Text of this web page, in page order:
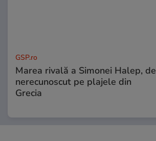
GSP.ro
Marea rivală a Simonei Halep, de
nerecunoscut pe plajele din
Grecia